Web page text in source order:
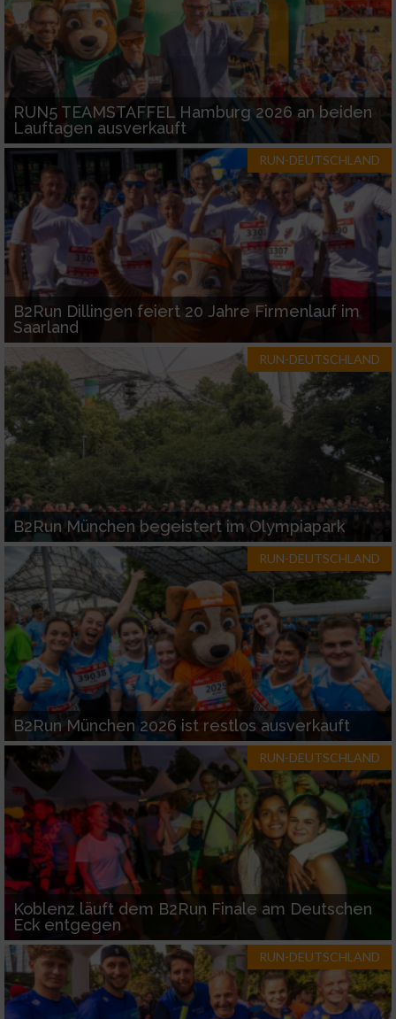
RUN5 TEAMSTAFFEL Hamburg 2026 an beiden
Lauftagen ausverkauft
RUN-DEUTSCHLAND
B2Run Dillingen feiert 20 Jahre Firmenlauf im
Saarland
RUN-DEUTSCHLAND
B2Run München begeistert im Olympiapark
RUN-DEUTSCHLAND
B2Run München 2026 ist restlos ausverkauft
RUN-DEUTSCHLAND
Koblenz läuft dem B2Run Finale am Deutschen
Eck entgegen
RUN-DEUTSCHLAND